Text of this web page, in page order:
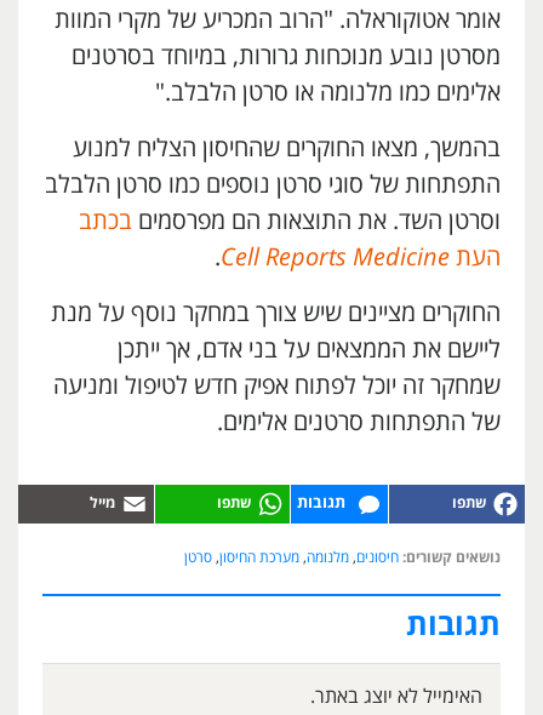
אומר אטוקוראלה. "הרוב המכריע של מקרי המוות
מסרטן נובע מנוכחות גרורות, במיוחד בסרטנים
אלימים כמו מלנומה או סרטן הלבלב."
בהמשך, מצאו החוקרים שהחיסון הצליח למנוע
התפתחות של סוגי סרטן נוספים כמו סרטן הלבלב
וסרטן השד. את התוצאות הם מפרסמים בכתב
העת Cell Reports Medicine
.
החוקרים מציינים שיש צורך במחקר נוסף על מנת
ליישם את הממצאים על בני אדם, אך ייתכן
שמחקר זה יוכל לפתוח אפיק חדש לטיפול ומניעה
של התפתחות סרטנים אלימים.
תגובות
נושאים קשורים: חיסונים, מלנומה, מערכת החיסון, סרטן
תגובות
האימייל לא יוצג באתר.